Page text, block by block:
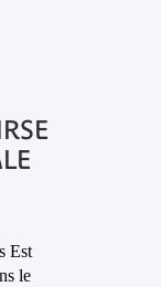
Est
le